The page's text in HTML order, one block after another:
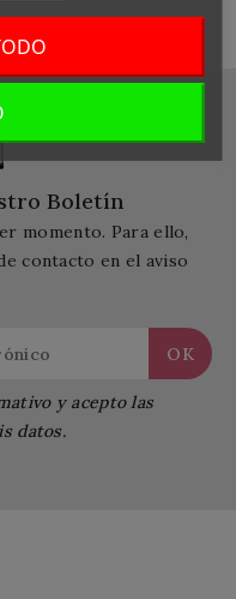
Boletín
momento. Para ello,
contacto en el aviso
y acepto las
datos.